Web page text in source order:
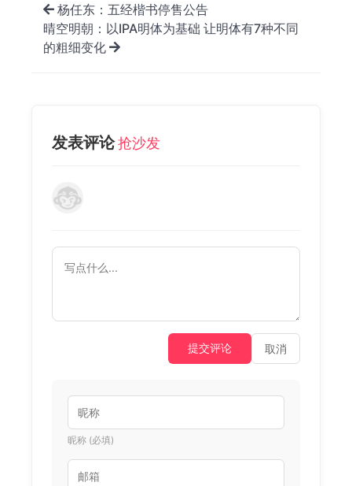
杨任东：五经楷书停售公告
晴空明朝：以IPA明体为基础 让明体有7种不同
的粗细变化
发表评论抢沙发
提交评论 取消
昵称 (必填)